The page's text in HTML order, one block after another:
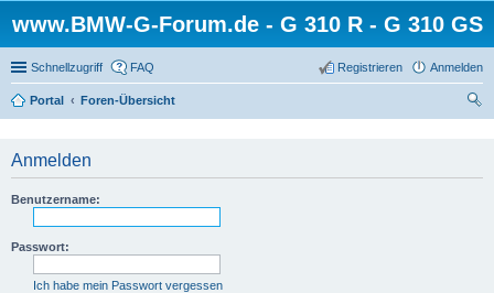
www.BMW-G-Forum.de - G 310 R - G 310 GS
Schnellzugriff FAQ Anmelden
Registrieren
Portal
Foren-Übersicht
Anmelden
Benutzername:
Passwort:
Ich habe mein Passwort vergessen